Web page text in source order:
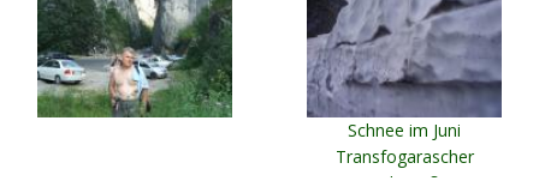
Schnee im Juni
Transfogarascher